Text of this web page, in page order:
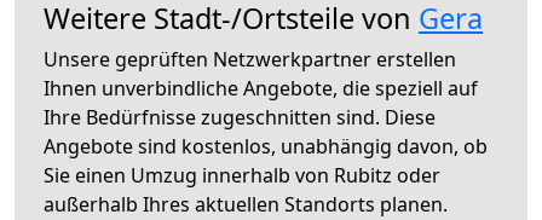
Weitere Stadt-/Ortsteile von Gera
Unsere geprüften Netzwerkpartner erstellen
Ihnen unverbindliche Angebote, die speziell auf
Ihre Bedürfnisse zugeschnitten sind. Diese
Angebote sind kostenlos, unabhängig davon, ob
Sie einen Umzug innerhalb von Rubitz oder
außerhalb Ihres aktuellen Standorts planen.